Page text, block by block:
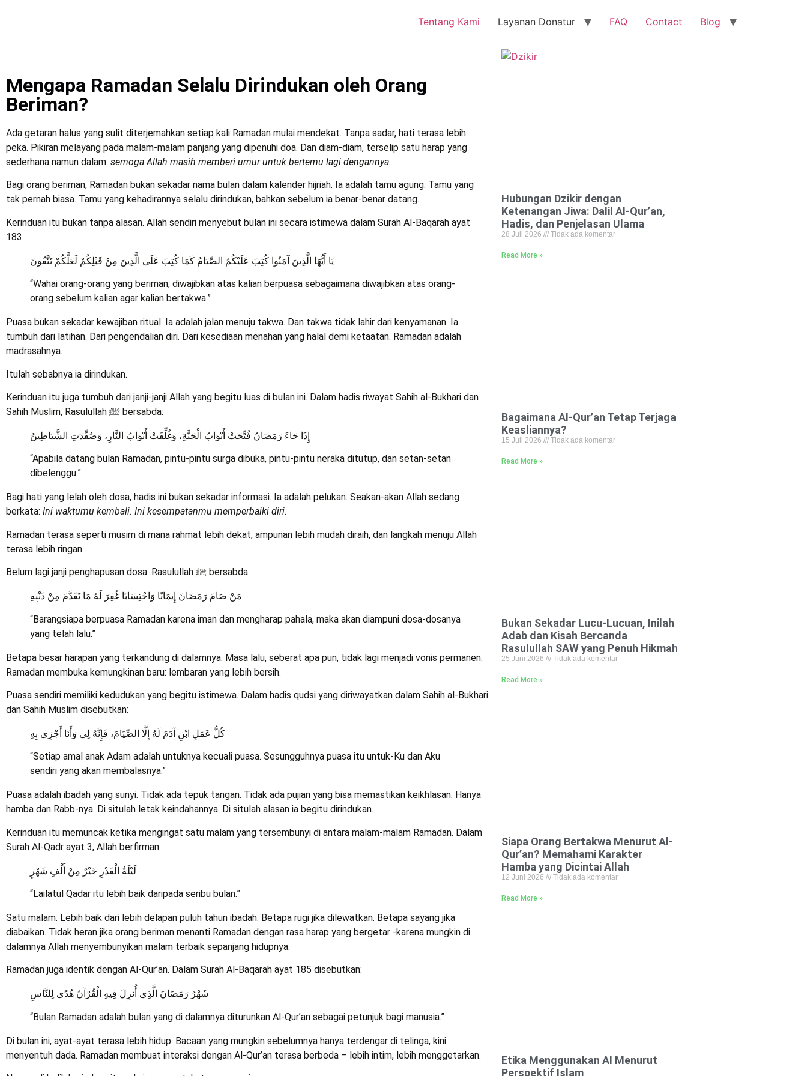
Tentang Kami Layanan Donatur FAQ Contact Blog
Mengapa Ramadan Selalu Dirindukan oleh Orang
Beriman?
Ada getaran halus yang sulit diterjemahkan setiap kali Ramadan mulai mendekat. Tanpa sadar, hati terasa lebih
peka. Pikiran melayang pada malam-malam panjang yang dipenuhi doa. Dan diam-diam, terselip satu harap yang
sederhana namun dalam: semoga Allah masih memberi umur untuk bertemu lagi dengannya.
Bagi orang beriman, Ramadan bukan sekadar nama bulan dalam kalender hijriah. Ia adalah tamu agung. Tamu yang
tak pernah biasa. Tamu yang kehadirannya selalu dirindukan, bahkan sebelum ia benar-benar datang.
Kerinduan itu bukan tanpa alasan. Allah sendiri menyebut bulan ini secara istimewa dalam Surah Al-Baqarah ayat
183:
يَا أَيُّهَا الَّذِينَ آمَنُوا كُتِبَ عَلَيْكُمُ الصِّيَامُ كَمَا كُتِبَ عَلَى الَّذِينَ مِنْ قَبْلِكُمْ لَعَلَّكُمْ تَتَّقُونَ
“Wahai orang-orang yang beriman, diwajibkan atas kalian berpuasa sebagaimana diwajibkan atas orang-
orang sebelum kalian agar kalian bertakwa.”
Puasa bukan sekadar kewajiban ritual. Ia adalah jalan menuju takwa. Dan takwa tidak lahir dari kenyamanan. Ia
tumbuh dari latihan. Dari pengendalian diri. Dari kesediaan menahan yang halal demi ketaatan. Ramadan adalah
madrasahnya.
Itulah sebabnya ia dirindukan.
Kerinduan itu juga tumbuh dari janji-janji Allah yang begitu luas di bulan ini. Dalam hadis riwayat Sahih al-Bukhari dan
Sahih Muslim, Rasulullah ﷺ bersabda:
إِذَا جَاءَ رَمَضَانُ فُتِّحَتْ أَبْوَابُ الْجَنَّةِ، وَغُلِّقَتْ أَبْوَابُ النَّارِ، وَصُفِّدَتِ الشَّيَاطِينُ
“Apabila datang bulan Ramadan, pintu-pintu surga dibuka, pintu-pintu neraka ditutup, dan setan-setan
dibelenggu.”
Bagi hati yang lelah oleh dosa, hadis ini bukan sekadar informasi. Ia adalah pelukan. Seakan-akan Allah sedang
berkata: Ini waktumu kembali. Ini kesempatanmu memperbaiki diri.
Ramadan terasa seperti musim di mana rahmat lebih dekat, ampunan lebih mudah diraih, dan langkah menuju Allah
terasa lebih ringan.
Belum lagi janji penghapusan dosa. Rasulullah ﷺ bersabda:
مَنْ صَامَ رَمَضَانَ إِيمَانًا وَاحْتِسَابًا غُفِرَ لَهُ مَا تَقَدَّمَ مِنْ ذَنْبِهِ
“Barangsiapa berpuasa Ramadan karena iman dan mengharap pahala, maka akan diampuni dosa-dosanya
yang telah lalu.”
Betapa besar harapan yang terkandung di dalamnya. Masa lalu, seberat apa pun, tidak lagi menjadi vonis permanen.
Ramadan membuka kemungkinan baru: lembaran yang lebih bersih.
Puasa sendiri memiliki kedudukan yang begitu istimewa. Dalam hadis qudsi yang diriwayatkan dalam Sahih al-Bukhari
dan Sahih Muslim disebutkan:
كُلُّ عَمَلِ ابْنِ آدَمَ لَهُ إِلَّا الصِّيَامَ، فَإِنَّهُ لِي وَأَنَا أَجْزِي بِهِ
“Setiap amal anak Adam adalah untuknya kecuali puasa. Sesungguhnya puasa itu untuk-Ku dan Aku
sendiri yang akan membalasnya.”
Puasa adalah ibadah yang sunyi. Tidak ada tepuk tangan. Tidak ada pujian yang bisa memastikan keikhlasan. Hanya
hamba dan Rabb-nya. Di situlah letak keindahannya. Di situlah alasan ia begitu dirindukan.
Kerinduan itu memuncak ketika mengingat satu malam yang tersembunyi di antara malam-malam Ramadan. Dalam
Surah Al-Qadr ayat 3, Allah berfirman:
لَيْلَةُ الْقَدْرِ خَيْرٌ مِنْ أَلْفِ شَهْرٍ
“Lailatul Qadar itu lebih baik daripada seribu bulan.”
Satu malam. Lebih baik dari lebih delapan puluh tahun ibadah. Betapa rugi jika dilewatkan. Betapa sayang jika
diabaikan. Tidak heran jika orang beriman menanti Ramadan dengan rasa harap yang bergetar -karena mungkin di
dalamnya Allah menyembunyikan malam terbaik sepanjang hidupnya.
Ramadan juga identik dengan Al-Qur’an. Dalam Surah Al-Baqarah ayat 185 disebutkan:
شَهْرُ رَمَضَانَ الَّذِي أُنزِلَ فِيهِ الْقُرْآنُ هُدًى لِلنَّاسِ
“Bulan Ramadan adalah bulan yang di dalamnya diturunkan Al-Qur’an sebagai petunjuk bagi manusia.”
Di bulan ini, ayat-ayat terasa lebih hidup. Bacaan yang mungkin sebelumnya hanya terdengar di telinga, kini
menyentuh dada. Ramadan membuat interaksi dengan Al-Qur’an terasa berbeda – lebih intim, lebih menggetarkan.
Hubungan Dzikir dengan
Ketenangan Jiwa: Dalil Al-Qur’an,
Hadis, dan Penjelasan Ulama
28 Juli 2026 Tidak ada komentar
Read More »
Bagaimana Al-Qur’an Tetap Terjaga
Keasliannya?
15 Juli 2026 Tidak ada komentar
Read More »
Bukan Sekadar Lucu-Lucuan, Inilah
Adab dan Kisah Bercanda
Rasulullah SAW yang Penuh Hikmah
25 Juni 2026 Tidak ada komentar
Read More »
Siapa Orang Bertakwa Menurut Al-
Qur’an? Memahami Karakter
Hamba yang Dicintai Allah
12 Juni 2026 Tidak ada komentar
Read More »
Etika Menggunakan AI Menurut
Perspektif Islam